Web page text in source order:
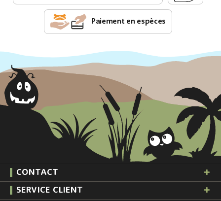
Paiement en espèces
CONTACT
SERVICE CLIENT